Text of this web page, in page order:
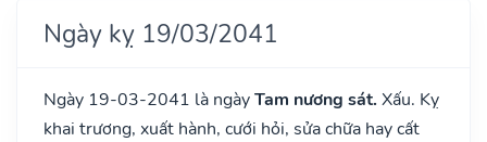
Ngày kỵ 19/03/2041
Ngày 19-03-2041 là ngàyTam nương sát. Xấu. Kỵ
khai trương, xuất hành, cưới hỏi, sửa chữa hay cất